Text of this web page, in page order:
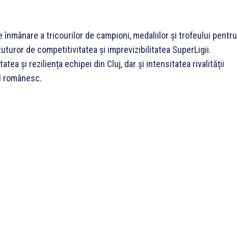
înmânare a tricourilor de campioni, medaliilor și trofeului pentru
de competitivitatea și imprevizibilitatea SuperLigii.
și reziliența echipei din Cluj, dar și intensitatea rivalității